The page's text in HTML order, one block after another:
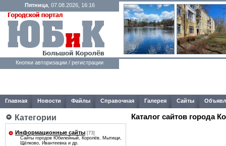
Пятница, 07.08.2026, 16:16
Кнопки авторизации / регистрации
Главная Новости Файлы Справочная Галерея Сайты
Категории
Информационные сайты [73]
Сайты городов Юбилейный, Королёв, Мытищи,
Щёлково, Ивантеевка и др.
Каталог сайтов города